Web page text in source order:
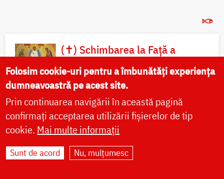
(✝) Schimbarea la Față a
Domnului
Dorind să se îndulcească neîncetat de acea slavă a
lui Hristos și de vederea sfinților proroci, Petru a
luat îndrăzneală și a zis: Doamne, bine este nouă
să...
Acatist Canon Viață Minuni
Sfinte moaște
Locuri de pelerinaj
Folosim cookie-uri pentru a îmbunătăți experiența
dumneavoastră pe acest site.
Prin continuarea navigării în această pagină
confirmați acceptarea utilizării fișierelor de tip
cookie. Mai multe informații
Sunt de acord Nu, mulțumesc